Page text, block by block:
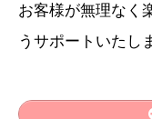
お客様が無理なく
うサポートいたし